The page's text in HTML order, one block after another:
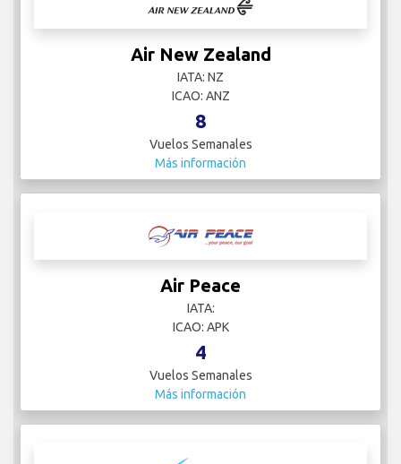
Air New Zealand
IATA: NZ
ICAO: ANZ
8
Vuelos Semanales
Más información
Air Peace
IATA:
ICAO: APK
4
Vuelos Semanales
Más información